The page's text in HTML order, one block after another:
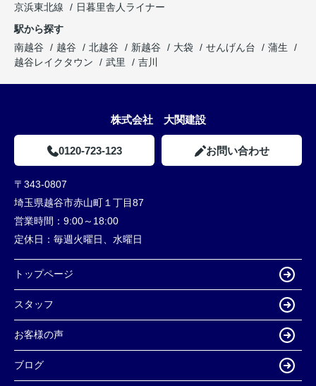
京浜東北線
日暮里舎人ライナー
駅から探す
南越谷
越谷 北越谷 新越谷 大袋 せんげん台
蒲生
越谷レイクタウン
武里 吉川
株式会社 大関建設
0120-723-123 お問い合わせ
〒343-0807
埼玉県越谷市赤山町１丁目87
営業時間： 9:00～18:00
定休日： 毎週火曜日、水曜日
トップページ
スタッフ
お客様の声
ブログ